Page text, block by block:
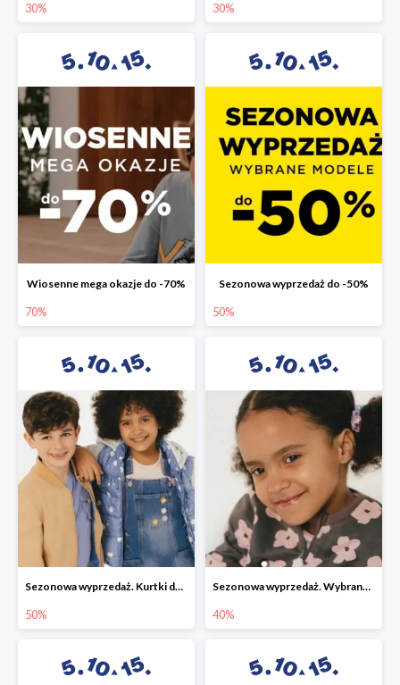
30% 30%
Wiosenne mega okazje do -70%
70%
Sezonowa wyprzedaż do -50%
50%
Sezonowa wyprzedaż. Kurtki do -50%
50%
Sezonowa wyprzedaż. Wybrane modele do -40%
40%